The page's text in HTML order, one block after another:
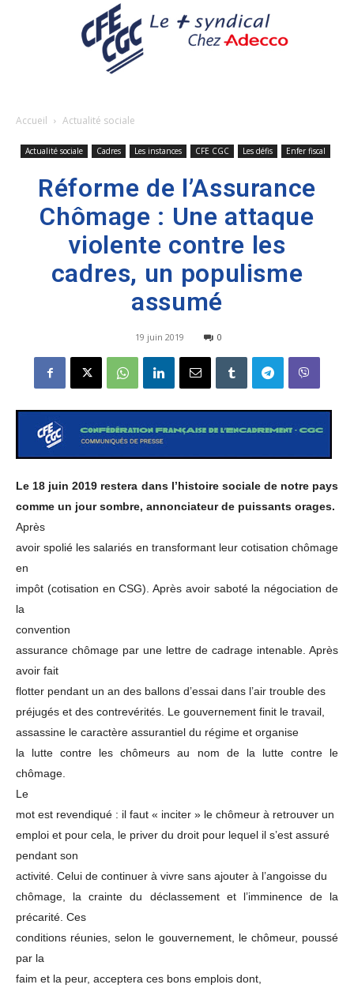
Accueil Actualité sociale
Actualité sociale Cadres Les instances CFE CGC Les défis Enfer fiscal
Réforme de l’Assurance
Chômage : Une attaque
violente contre les
cadres, un populisme
assumé
19 juin 2019 0
Le 18 juin 2019 restera dans l’histoire sociale de notre pays
comme un jour sombre, annonciateur de puissants orages.
Après
avoir spolié les salariés en transformant leur cotisation chômage
en
impôt (cotisation en CSG). Après avoir saboté la négociation de
la
convention
assurance chômage par une lettre de cadrage intenable. Après
avoir fait
flotter pendant un an des ballons d’essai dans l’air trouble des
préjugés et des contrevérités. Le gouvernement finit le travail,
assassine le caractère assurantiel du régime et organise
la lutte contre les chômeurs au nom de la lutte contre le
chômage.
Le
mot est revendiqué : il faut « inciter » le chômeur à retrouver un
emploi et pour cela, le priver du droit pour lequel il s’est assuré
pendant son
activité. Celui de continuer à vivre sans ajouter à l’angoisse du
chômage, la crainte du déclassement et l’imminence de la
précarité. Ces
conditions réunies, selon le gouvernement, le chômeur, poussé
par la
faim et la peur, acceptera ces bons emplois dont,